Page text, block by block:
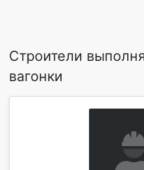
Строители
вагонки